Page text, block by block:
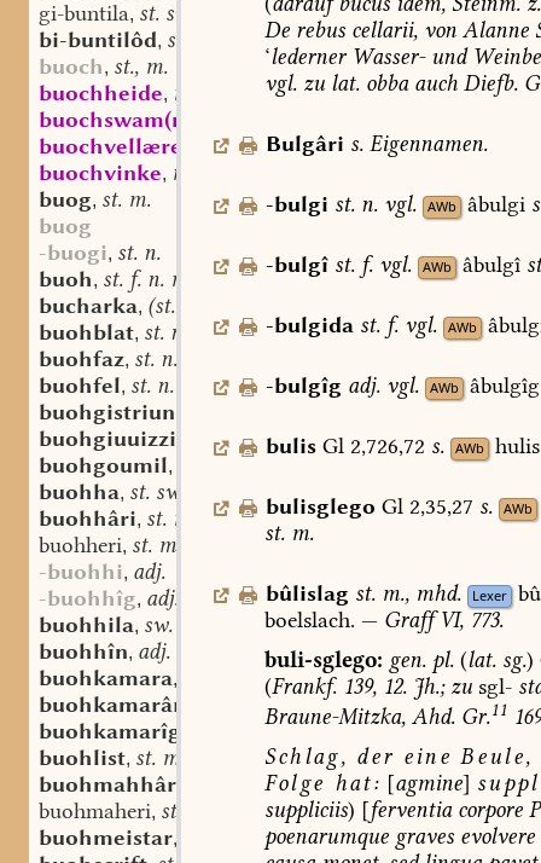
gi-buntila, st. sw. f.
bi-buntilôd, st. m.
buoch, st., m.
buochheide, mhd. (st. sw.) f.
buochswam(me)
buochvellære
mhd. st. m.
buochvinke, mhd. sw. m.
buog, st. m.
buog
-buogi, st. n.
buoh, st. f. n. m.
bucharka, (st.?) f.
buohblat, st. n.
buohfaz, st. n.
buohfel, st. n.
buohgistriuni
buohgiuuizzida
st. f.
buohgoumil,
buohha, st. sw. f.
buohhâri, st. m.
buohheri, st. m.
-buohhi, adj.
-buohhîg, adj.
buohhila, sw. f.
buohhîn, adj.
buohkamara,
buohkamarâri
buohkamarîg
buohlist, st. m.
buohmahhâri
buohmaheri, st. m.
buohmeistar,
Derebuscellarii,vonAlanne
‘ledernerWasser-und
vgl.zulat.obbaauchDiefb.
Bulgâri s. Eigennamen.
-bulgi st. n. vgl. AWb âbulgi
-bulgî st. f. vgl. AWb âbulgî
-bulgida st. f. vgl. AWb
-bulgîg adj. vgl. AWb âbulgîg
bulis Gl 2,726,72 s. AWb hulis
bulisglego Gl 2,35,27 s. AWb
st.m.
bûlislag st. m., mhd. Lexer
boelslach. — GraffVI,773.
buli-sglego: gen.pl.(lat.sg.)
(Frankf. 139,12.Jh.;zusgl-
Braune-Mitzka,Ahd. Gr.11 169
Schlag, der eine Beule,
Folge hat: [agmine]
suppliciis) [ferventiacorpore
poenarumquegravesevolvere